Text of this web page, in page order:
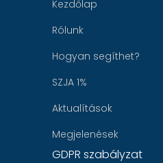
Kezdőlap
Rólunk
Hogyan segíthet?
SZJA 1%
Aktualítások
Megjelenések
GDPR szabályzat